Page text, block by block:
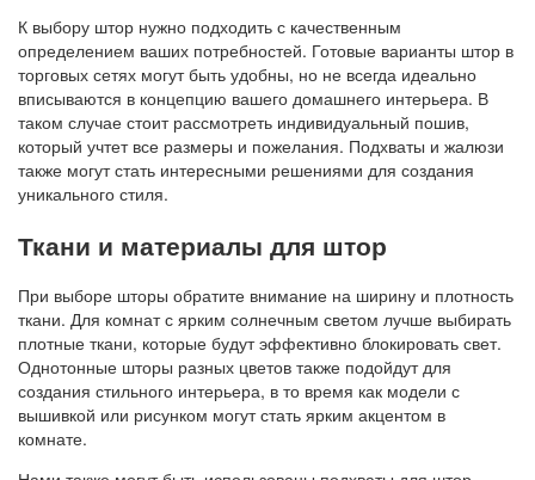
К выбору штор нужно подходить с качественным
определением ваших потребностей. Готовые варианты штор в
торговых сетях могут быть удобны, но не всегда идеально
вписываются в концепцию вашего домашнего интерьера. В
таком случае стоит рассмотреть индивидуальный пошив,
который учтет все размеры и пожелания. Подхваты и жалюзи
также могут стать интересными решениями для создания
уникального стиля.
Ткани и материалы для штор
При выборе шторы обратите внимание на ширину и плотность
ткани. Для комнат с ярким солнечным светом лучше выбирать
плотные ткани, которые будут эффективно блокировать свет.
Однотонные шторы разных цветов также подойдут для
создания стильного интерьера, в то время как модели с
вышивкой или рисунком могут стать ярким акцентом в
комнате.